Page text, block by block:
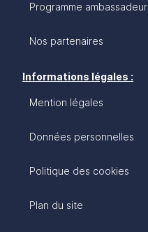
Programme ambassadeur
Nos partenaires
Informations légales :
Mention légales
Données personnelles
Politique des cookies
Plan du site